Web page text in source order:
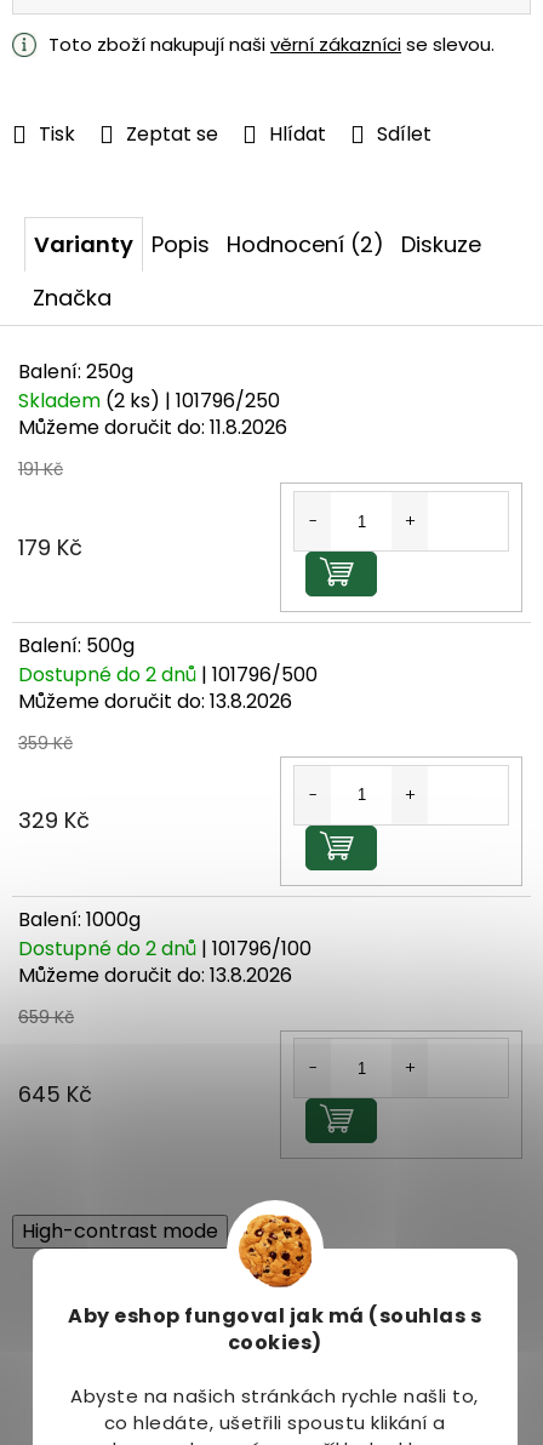
Aby eshop fungoval jak má (souhlas s
cookies)
Abyste na našich stránkách rychle našli to,
co hledáte, ušetřili spoustu klikání a
Tisk Zeptat se Hlídat Sdílet
cena:
Toto zboží nakupují našivěrní zákaznícise slevou.
High-contrast mode
Související produkty
Tip
Varianty Popis Hodnocení (2)
Diskuze
Značka
Balení: 250g
Skladem (2 ks) | 101796/250
Můžeme doručit do: 11.8.2026
191 Kč
179 Kč
Do košíku
Balení: 500g
Dostupné do 2 dnů | 101796/500
Můžeme doručit do: 13.8.2026
359 Kč
329 Kč
Do košíku
Balení: 1000g
Dostupné do 2 dnů | 101796/100
Můžeme doručit do: 13.8.2026
659 Kč
645 Kč
Do košíku